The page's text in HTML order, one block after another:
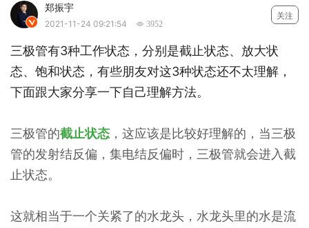

郑振宇
2021-11-24 09:21:54  3952
关注
三极管有3种工作状态，分别是截止状态、放大状
态、饱和状态，有些朋友对这3种状态还不太理解，
下面跟大家分享一下自己理解方法。
三极管的截止状态 ，这应该是比较好理解的，当三极
管的发射结反偏，集电结反偏时，三极管就会进入截
止状态。
这就相当于一个关紧了的水龙头，水龙头里的水是流